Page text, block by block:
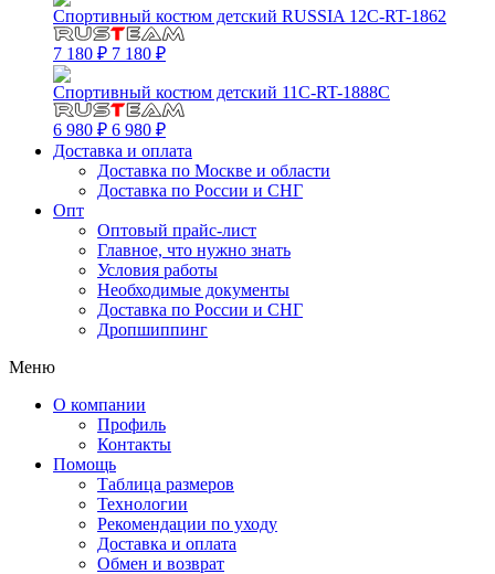
Спортивный костюм детский RUSSIA 12C-RT-1862
7 180 ₽ 7 180 ₽
Спортивный костюм детский 11C-RT-1888C
6 980 ₽ 6 980 ₽
Доставка и оплата
Доставка по Москве и области
Доставка по России и СНГ
Опт
Оптовый прайс-лист
Главное, что нужно знать
Условия работы
Необходимые документы
Доставка по России и СНГ
Дропшиппинг
Меню
О компании
Профиль
Контакты
Помощь
Таблица размеров
Технологии
Рекомендации по уходу
Доставка и оплата
Обмен и возврат